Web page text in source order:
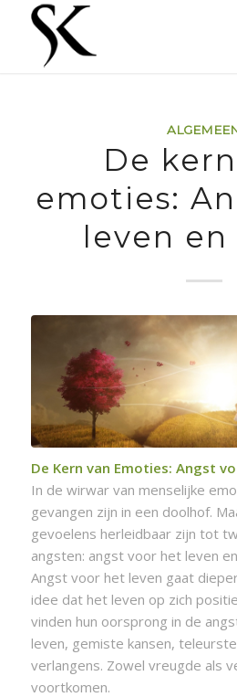
De
emoties:
leven en
De Kern van Emoties: Angst
In de wirwar van menselijke
gevangen zijn in een doolhof.
gevoelens herleidbaar zijn tot
angsten: angst voor het leven
Angst voor het leven gaat
idee dat het leven op zich
vinden hun oorsprong in de
leven, gemiste kansen,
verlangens. Zowel vreugde als
voortkomen.